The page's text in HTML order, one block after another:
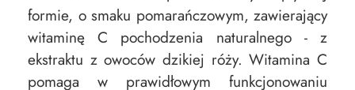
formie, o smaku pomarańczowym, zawierający
witaminę C pochodzenia naturalnego - z
ekstraktu z owoców dzikiej róży. Witamina C
pomaga w prawidłowym funkcjonowaniu